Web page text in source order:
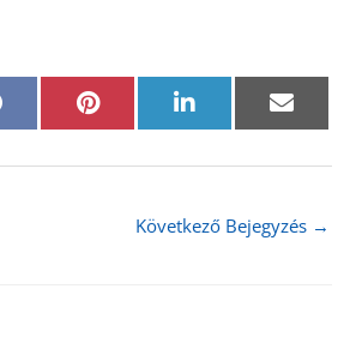
on
a
e
on
i
t
on
i
k
I
on
m
i
Következő Bejegyzés →